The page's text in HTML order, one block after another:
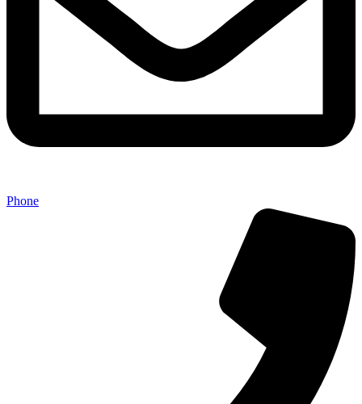
Phone